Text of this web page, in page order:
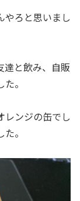
やろと思いまし
達と飲み、自販
。
レンジの缶でし
。